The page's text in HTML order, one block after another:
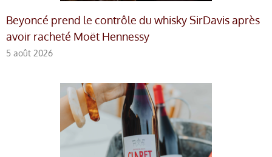
Beyoncé prend le contrôle du whisky SirDavis après
avoir racheté Moët Hennessy
5 août 2026